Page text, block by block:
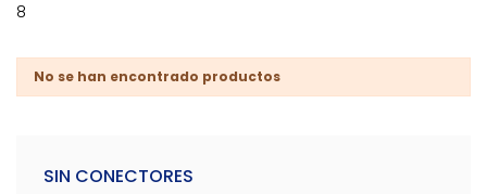
8
No se han encontrado productos
SIN CONECTORES